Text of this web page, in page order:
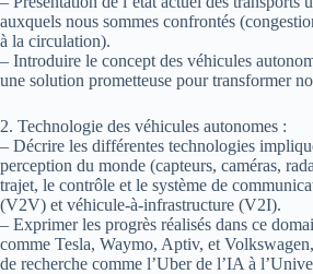
auxquels nous sommes confrontés
à la circulation).
– Introduire le concept des véhicules
une solution prometteuse pour transformer
2. Technologie des véhicules autonomes :
– Décrire les différentes technologies
perception du monde (capteurs, caméras,
trajet, le contrôle et le système de
(V2V) et véhicule-à-infrastructure (V2I).
– Exprimer les progrès réalisés dans ce
comme Tesla, Waymo, Aptiv, et
de recherche comme l’Uber de l’IA à